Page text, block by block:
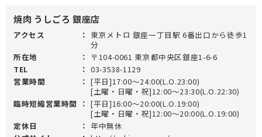
焼肉 うしごろ 銀座店
アクセス ： 東京メトロ 銀座一丁目駅 6番出口から徒歩1
分
所在地
：
〒104-0061 東京都中央区銀座1-6-6
TEL
： 03-3538-1129
営業時間
： [平日]17:00～24:00(L.O.23:00)
[土曜・日曜・祝]12:00～23:30(L.O.22:30)
臨時短縮営業時間
： [平日]16:00～20:00(L.O.19:00)
[土曜・日曜・祝]12:00～20:00(L.O.19:00)
定休日
： 年中無休